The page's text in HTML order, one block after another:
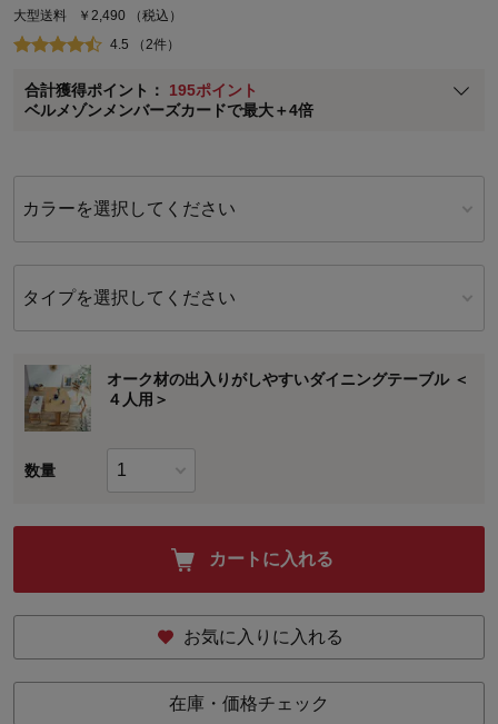
大型送料
￥2,490
（税込）
4.5 （2件）
合計獲得ポイント： 195ポイント
ベルメゾンメンバーズカードで最大＋4倍
即時入会なら更に500円OFFクーポンプレゼント
※メンバーズカードの加算ポイントはステージ倍率適用前の基本ポイント
に対して適用されます。
カラーを選択してください
タイプを選択してください
オーク材の出入りがしやすいダイニングテーブル ＜
４人用＞
数量
カートに入れる
お気に入りに入れる
在庫・価格チェック